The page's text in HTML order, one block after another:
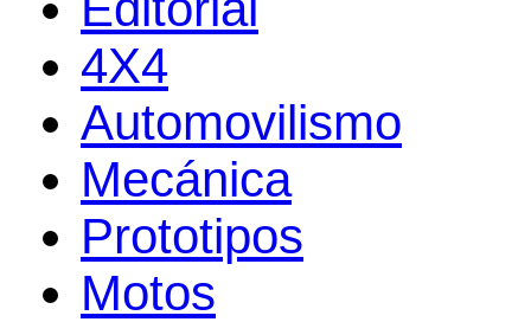
4X4
Automovilismo
Mecánica
Prototipos
Motos